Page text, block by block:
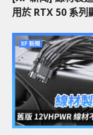
用於 RTX 50 系列